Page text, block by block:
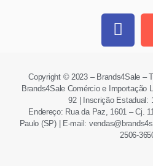
Copyright © 2023 – Brands4Sale –
Brands4Sale Comércio e Importação
92 | Inscrição Estadual:
Endereço: Rua da Paz, 1601 – Cj.
Paulo (SP) | E-mail:
2506-